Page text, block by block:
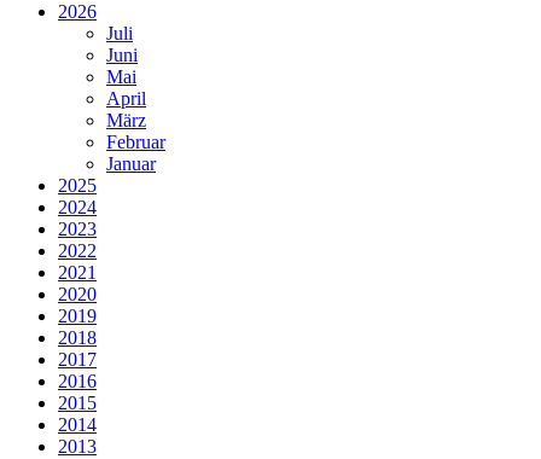
2026
Juli
Juni
Mai
April
März
Februar
Januar
2025
2024
2023
2022
2021
2020
2019
2018
2017
2016
2015
2014
2013